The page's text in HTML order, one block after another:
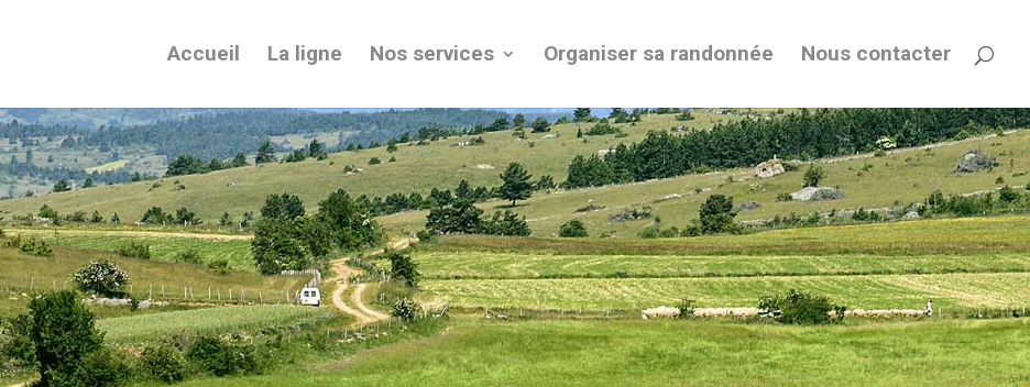
Accueil La ligne Nos services Organiser sa randonnée Nous contacter